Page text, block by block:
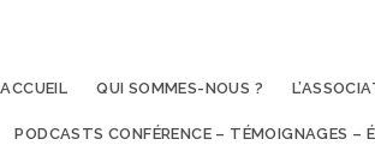
ACCUEIL QUI SOMMES-NOUS ?
PODCASTS CONFÉRENCE – TÉMOIGNAGES –